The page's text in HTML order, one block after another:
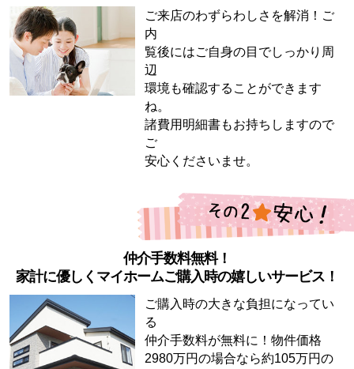
ご来店のわずらわしさを解消！ご
内
覧後にはご自身の目でしっかり周
辺
環境も確認することができます
ね。
諸費用明細書もお持ちしますので
ご
安心くださいませ。
仲介手数料無料！
家計に優しくマイホームご購入時の嬉しいサービス！
ご購入時の大きな負担になってい
る
仲介手数料が無料に！物件価格
2980万円の場合なら約105万円の